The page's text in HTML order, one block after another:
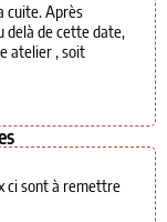
cuite. Après
delà de cette date,
atelier , soit
ci sont à remettre